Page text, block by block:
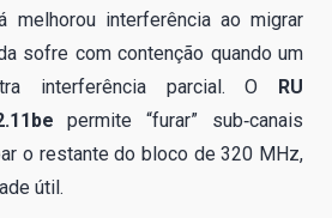
melhorou interferência ao migrar
sofre com contenção quando um
interferência parcial. O RU
permite “furar” sub‑canais
o restante do bloco de 320 MHz,
útil.